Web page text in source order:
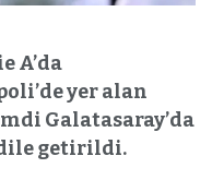
A’da
yer alan
Galatasaray’da
getirildi.